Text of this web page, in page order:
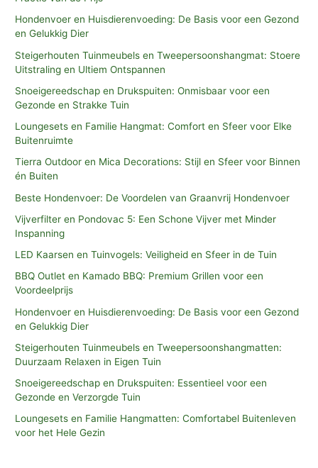
Hondenvoer en Huisdierenvoeding: De Basis voor een Gezond
en Gelukkig Dier
Steigerhouten Tuinmeubels en Tweepersoonshangmat: Stoere
Uitstraling en Ultiem Ontspannen
Snoeigereedschap en Drukspuiten: Onmisbaar voor een
Gezonde en Strakke Tuin
Loungesets en Familie Hangmat: Comfort en Sfeer voor Elke
Buitenruimte
Tierra Outdoor en Mica Decorations: Stijl en Sfeer voor Binnen
én Buiten
Beste Hondenvoer: De Voordelen van Graanvrij Hondenvoer
Vijverfilter en Pondovac 5: Een Schone Vijver met Minder
Inspanning
LED Kaarsen en Tuinvogels: Veiligheid en Sfeer in de Tuin
BBQ Outlet en Kamado BBQ: Premium Grillen voor een
Voordeelprijs
Hondenvoer en Huisdierenvoeding: De Basis voor een Gezond
en Gelukkig Dier
Steigerhouten Tuinmeubels en Tweepersoonshangmatten:
Duurzaam Relaxen in Eigen Tuin
Snoeigereedschap en Drukspuiten: Essentieel voor een
Gezonde en Verzorgde Tuin
Loungesets en Familie Hangmatten: Comfortabel Buitenleven
voor het Hele Gezin